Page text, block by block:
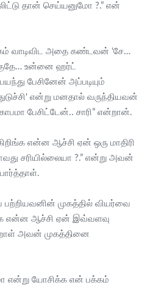
தான் செய்யனுமோ ?.” என்
வாடிவிட அதை கண்டவன் ‘சே…
உன்னை ஹர்ட்
பேசினேன் அப்படியும்
என்று மனதால் வருந்தியவன்
பேசிட்டேன்.. சாரி” என்றான்.
என்ன ஆச்சி ஏன் ஒரு மாதிரி
சரியில்லையா ?.” என்று அவன்
முகத்தில் வியர்வை
என்ன ஆச்சி ஏன் இவ்வளவு
அவன் முகத்தினை
என்று யோசிக்க என் பக்கம்